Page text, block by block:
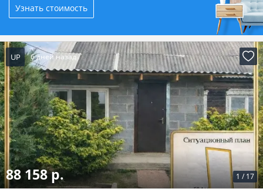
Узнать стоимость
UP 6 дней назад
1 / 17
88 158 р.